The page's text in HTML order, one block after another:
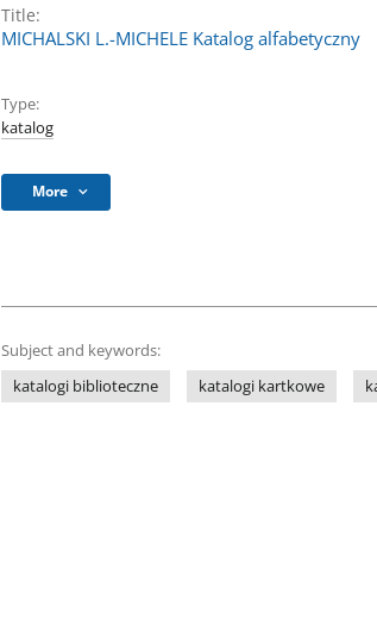
Title:
MICHALSKI L.-MICHELE Katalog alfabetyczny
Type:
katalog
More
Subject and keywords:
katalogi biblioteczne
katalogi kartkowe